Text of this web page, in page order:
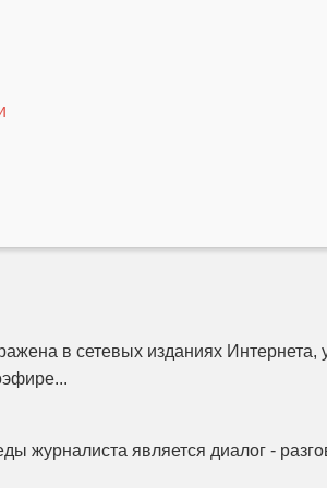
в сетевых изданиях Интернета,
журналиста является диалог -